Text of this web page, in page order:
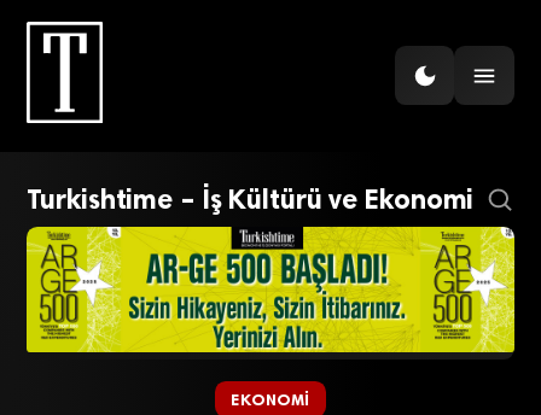
Turkishtime – İş Kültürü ve Ekonomi
EKONOMI